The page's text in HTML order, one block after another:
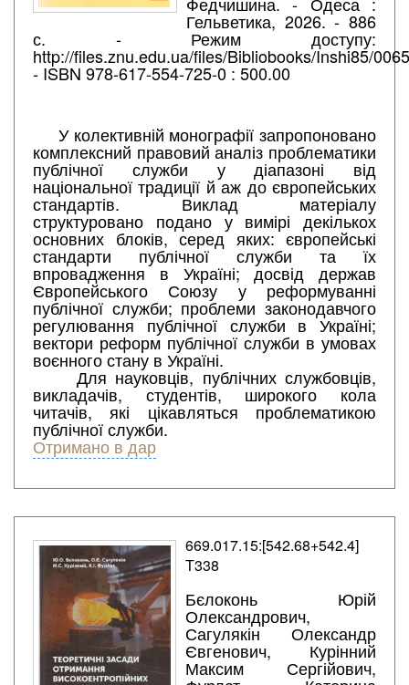
Гельветика, 2026. - 886
с. - Режим доступу:
http://files.znu.edu.ua/files/Bibliobooks/Inshi85/
- ISBN 978-617-554-725-0 : 500.00
У колективній монографії запропоновано
комплексний правовий аналіз проблематики
публічної служби у діапазоні від
національної традиції й аж до європейських
стандартів. Виклад матеріалу
структуровано подано у вимірі декількох
основних блоків, серед яких: європейські
стандарти публічної служби та їх
впровадження в Україні; досвід держав
Європейського Союзу у реформуванні
публічної служби; проблеми законодавчого
регулювання публічної служби в Україні;
вектори реформ публічної служби в умовах
воєнного стану в Україні.
Для науковців, публічних службовців,
викладачів, студентів, широкого кола
читачів, які цікавляться проблематикою
публічної служби.
Отримано в дар
669.017.15:[542.68+542.4]
Т338
Бєлоконь Юрій
Олександрович,
Сагулякін Олександр
Євгенович, Курінний
Максим Сергійович,